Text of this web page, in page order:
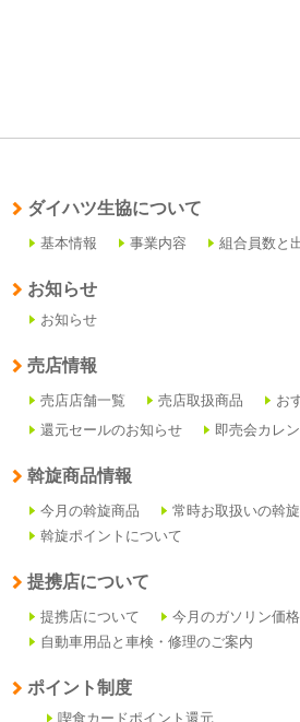
ダイハツ生協について
基本情報 事業内容 組合員数と
お知らせ
お知らせ
売店情報
売店店舗一覧 売店取扱商品
お
還元セールのお知らせ
即売会カレ
斡旋商品情報
今月の斡旋商品
常時お取扱いの斡
斡旋ポイントについて
提携店について
提携店について
今月のガソリン価格
自動車用品と車検・修理のご案内
ポイント制度
喫食カードポイント還元